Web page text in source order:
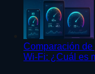
Comparación
Wi-Fi: ¿Cuál es